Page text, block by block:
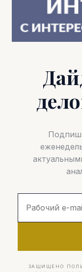
ЗАЩИЩЕНО